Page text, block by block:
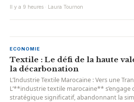
Il y a 9 heures · Laura Tournon
ECONOMIE
Textile : Le défi de la haute
la décarbonation
L’Industrie Textile Marocaine : Vers une
L’**industrie textile marocaine**
stratégique significatif, abandonnant la